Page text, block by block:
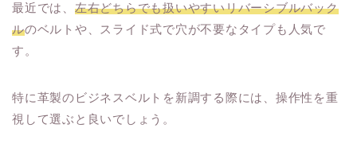
最近では、 左右どちらでも扱いやすいリバーシブルバック
ルのベルトや、スライド式で穴が不要なタイプも人気で
す。
特に革製のビジネスベルトを新調する際には、操作性を重
視して選ぶと良いでしょう。